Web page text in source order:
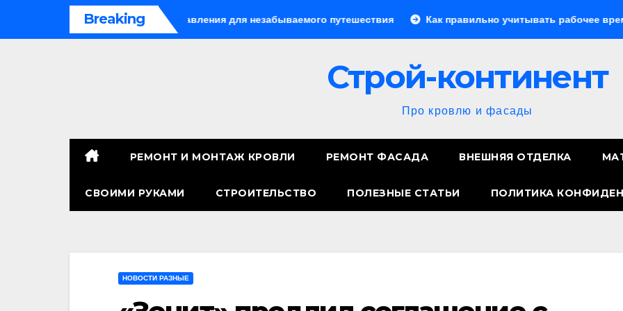
Breaking
в Китае: лучшие направления для незабываемого путешествия Как правильно учитывать рабочее время
Строй-континент
Про кровлю и фасады
РЕМОНТ И МОНТАЖ КРОВЛИ РЕМОНТ ФАСАДА ВНЕШНЯЯ ОТДЕЛКА
СВОИМИ РУКАМИ СТРОИТЕЛЬСТВО ПОЛЕЗНЫЕ СТАТЬИ ПОЛИТИКА
НОВОСТИ РАЗНЫЕ